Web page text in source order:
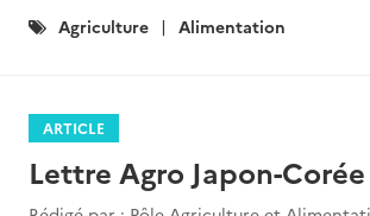
Catégories
Agriculture Alimentation
ARTICLE
Lettre Agro Japon-